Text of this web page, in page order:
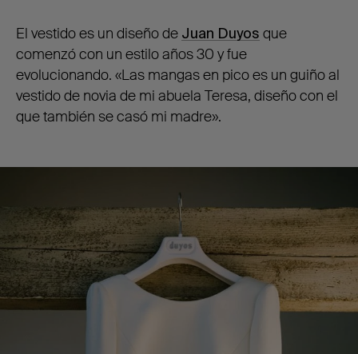
El vestido es un diseño de Juan Duyos que
comenzó con un estilo años 30 y fue
evolucionando. «Las mangas en pico es un guiño al
vestido de novia de mi abuela Teresa, diseño con el
que también se casó mi madre».